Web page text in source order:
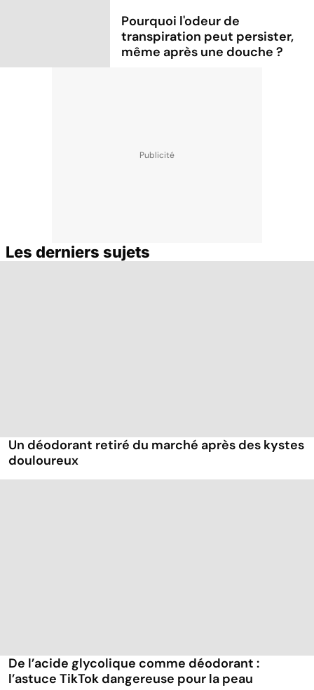
Pourquoi l'odeur de
transpiration peut persister,
même après une douche ?
Les derniers sujets
Un déodorant retiré du marché après des kystes
douloureux
De l’acide glycolique comme déodorant :
l’astuce TikTok dangereuse pour la peau